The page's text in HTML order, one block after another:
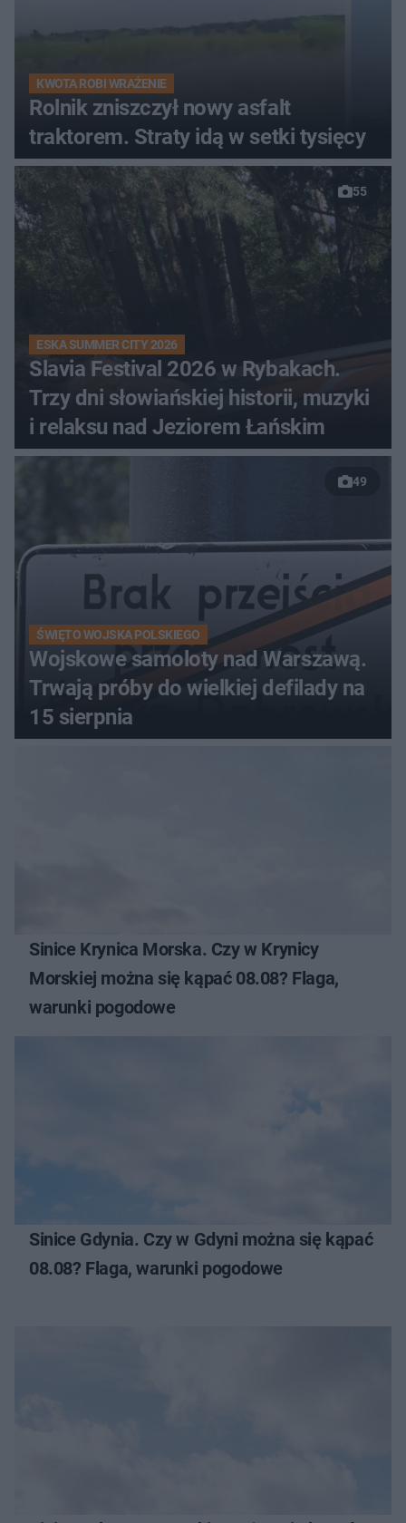
KWOTA ROBI WRAŻENIE
Rolnik zniszczył nowy asfalt
traktorem. Straty idą w setki tysięcy
55
ESKA SUMMER CITY 2026
Slavia Festival 2026 w Rybakach.
Trzy dni słowiańskiej historii, muzyki
i relaksu nad Jeziorem Łańskim
49
ŚWIĘTO WOJSKA POLSKIEGO
Wojskowe samoloty nad Warszawą.
Trwają próby do wielkiej defilady na
15 sierpnia
Sinice Krynica Morska. Czy w Krynicy
Morskiej można się kąpać 08.08? Flaga,
warunki pogodowe
Sinice Gdynia. Czy w Gdyni można się kąpać
08.08? Flaga, warunki pogodowe